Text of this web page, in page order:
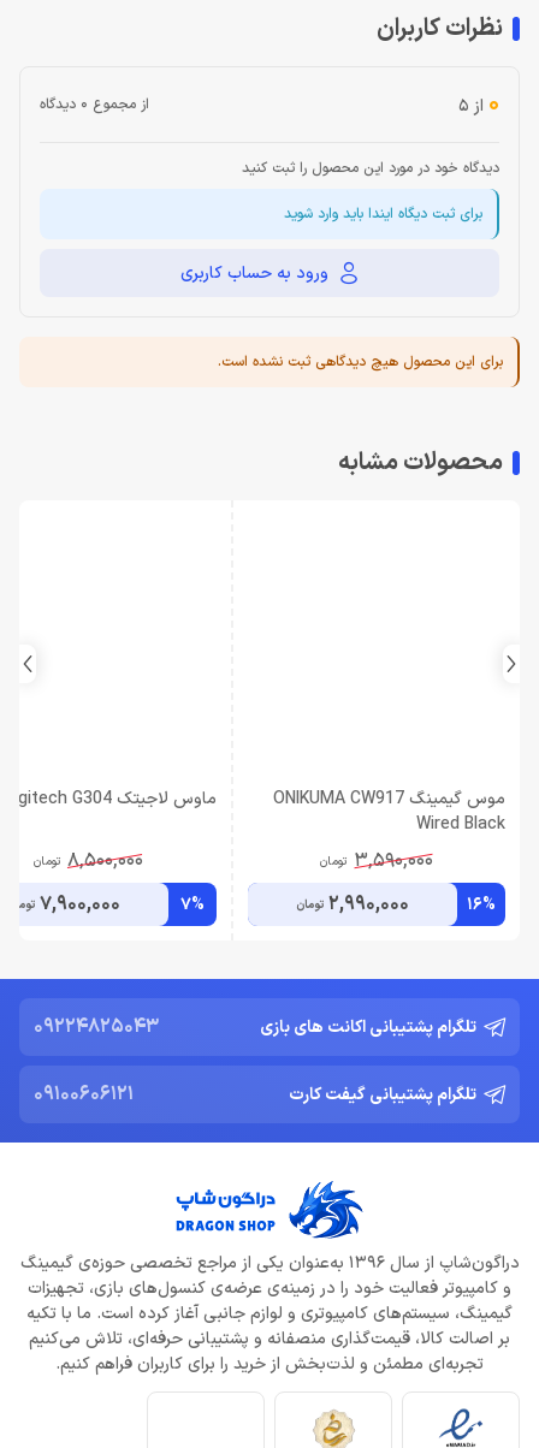
نظرات کاربران
0 از ۵ از مجموع 0 دیدگاه
دیدگاه خود در مورد این محصول را ثبت کنید
برای ثبت دیگاه ایندا باید وارد شوید
ورود به حساب کاربری
برای این محصول هیچ دیدگاهی ثبت نشده است.
محصولات مشابه
موس گیمینگ ONIKUMA CW917
Wired Black
3,590,000 تومان
16%
2,990,000 تومان
ماوس لاجیتک Logitech G304
8,500,000 تومان
7%
7,900,000 تومان
تلگرام پشتیبانی اکانت های بازی 09224825043
تلگرام پشتیبانی گیفت کارت 09100606121
دراگون‌شاپ از سال ۱۳۹۶ به‌عنوان یکی از مراجع تخصصی حوزه‌ی گیمینگ
و کامپیوتر فعالیت خود را در زمینه‌ی عرضه‌ی کنسول‌های بازی، تجهیزات
گیمینگ، سیستم‌های کامپیوتری و لوازم جانبی آغاز کرده است. ما با تکیه
بر اصالت کالا، قیمت‌گذاری منصفانه و پشتیبانی حرفه‌ای، تلاش می‌کنیم
تجربه‌ای مطمئن و لذت‌بخش از خرید را برای کاربران فراهم کنیم.